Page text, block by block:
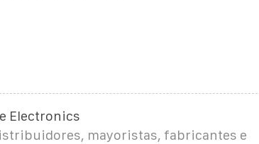
Electronics
mayoristas, fabricantes e